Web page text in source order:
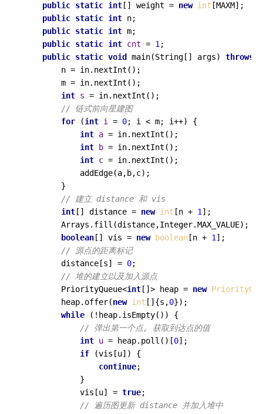
public static int [] weight = new int [MAXM];
public static int n;
public static int m;
public static int cnt = 1;
public static void main(String[] args) throws
        n = in.nextInt();
        m = in.nextInt();
int s = in.nextInt();
// 链式前向星建图
for (int i = 0; i < m; i++) {
int a = in.nextInt();
int
b = in.nextInt();
int c = in.nextInt();
            addEdge(a,b,c);
        }
// 建立 distance 和 vis
int [] distance = new int [n + 1];
        Arrays.fill(distance,Integer.MAX_VALUE);
boolean [] vis = new boolean [n + 1];
// 源点的距离标记
        distance[s] =
0;
// 堆的建立以及加入源点
        PriorityQueue<
int []> heap = new
        heap.offer(
new int []{s,0});
while (!heap.isEmpty()) {
// 弹出第一个点, 获取到达点的值
int u = heap.poll()[0];
if (vis[u]) {
continue;
            }
            vis[u] =
true;
// 遍历图更新 distance 并加入堆中